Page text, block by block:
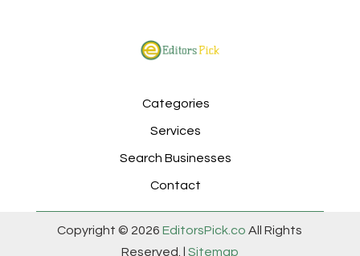
Categories
Services
Search Businesses
Contact
Copyright © 2026EditorsPick.co All Rights
Reserved. |
Sitemap